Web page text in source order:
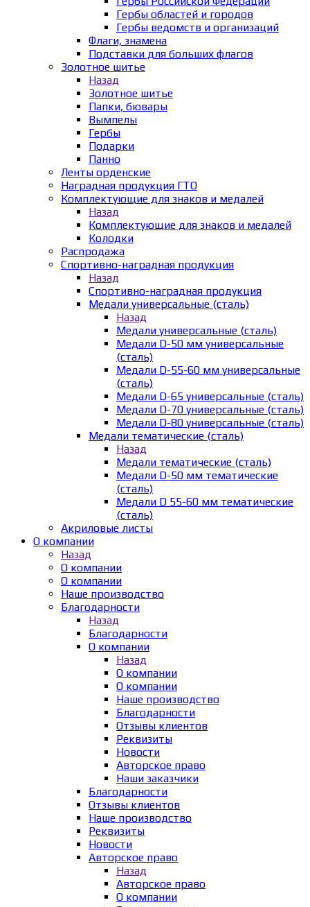
Гербы областей и городов
Гербы ведомств и организаций
Флаги, знамена
Подставки для больших флагов
Золотное шитье
Назад
Золотное шитье
Папки, бювары
Вымпелы
Гербы
Подарки
Панно
Ленты орденские
Наградная продукция ГТО
Комплектующие для знаков и медалей
Назад
Комплектующие для знаков и медалей
Колодки
Распродажа
Спортивно-наградная продукция
Назад
Спортивно-наградная продукция
Медали универсальные (сталь)
Назад
Медали универсальные (сталь)
Медали D-50 мм универсальные
(сталь)
Медали D-55-60 мм универсальные
(сталь)
Медали D-65 универсальные (сталь)
Медали D-70 универсальные (сталь)
Медали D-80 универсальные (сталь)
Медали тематические (сталь)
Назад
Медали тематические (сталь)
Медали D-50 мм тематические
(сталь)
Медали D 55-60 мм тематические
(сталь)
Акриловые листы
О компании
Назад
О компании
О компании
Наше производство
Благодарности
Назад
Благодарности
О компании
Назад
О компании
О компании
Наше производство
Благодарности
Отзывы клиентов
Реквизиты
Новости
Авторское право
Наши заказчики
Благодарности
Отзывы клиентов
Наше производство
Реквизиты
Новости
Авторское право
Назад
Авторское право
О компании